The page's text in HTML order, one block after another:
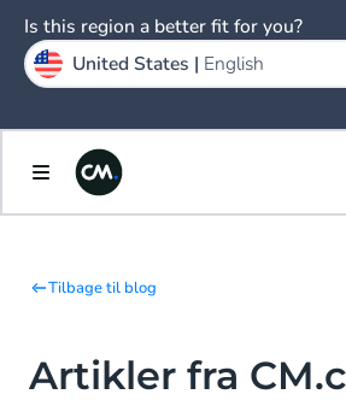
Tilbage til blog
Artikler fra
Is this region a better fit for you?
United States | English